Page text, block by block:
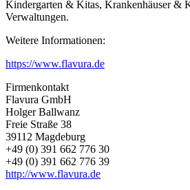
Kindergarten & Kitas, Krankenhäuser &
Verwaltungen.
Weitere Informationen:
https://www.flavura.de
Firmenkontakt
Flavura GmbH
Holger Ballwanz
Freie Straße 38
39112 Magdeburg
+49 (0) 391 662 776 30
+49 (0) 391 662 776 39
http://www.flavura.de